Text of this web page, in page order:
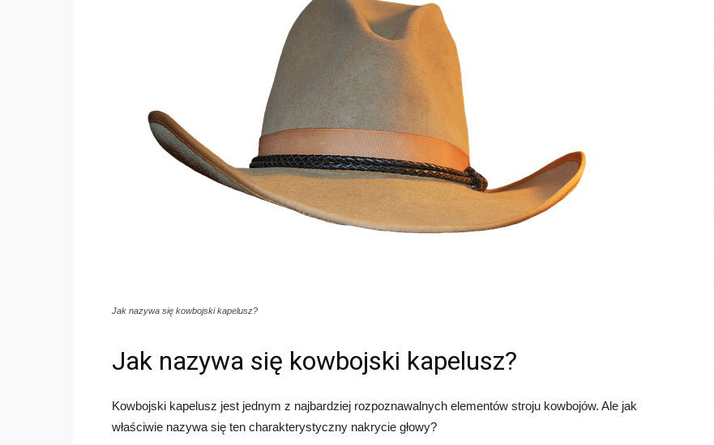
Jak nazywa się kowbojski kapelusz?
Jak nazywa się kowbojski kapelusz?
Kowbojski kapelusz jest jednym z najbardziej rozpoznawalnych elementów stroju kowbojów. Ale jak
właściwie nazywa się ten charakterystyczny nakrycie głowy?